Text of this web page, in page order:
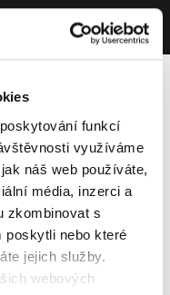
funkcí
využíváme
náš web používáte,
média, inzerci a
zkombinovat s
poskytli nebo které
jejich služby.
webových